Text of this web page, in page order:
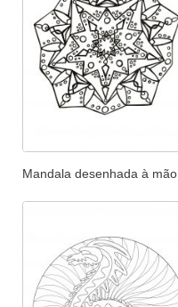
Mandala desenhada à mão